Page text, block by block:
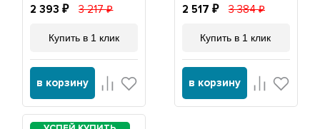
2 393 3 217
Купить в 1 клик
в корзину
2 517 3 384
Купить в 1 клик
в корзину